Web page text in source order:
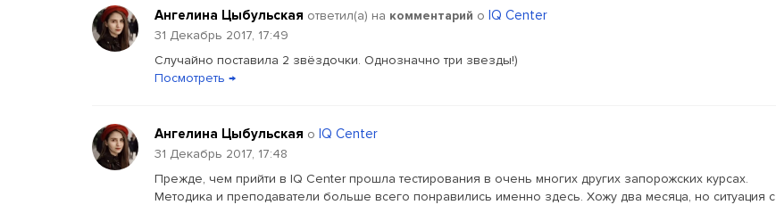
Ангелина Цыбульская ответил(a) на комментарий о IQ Center
31 Декабрь 2017, 17:49
Случайно поставила 2 звёздочки. Однозначно три звезды!)
Посмотреть →
Ангелина Цыбульская о IQ Center
31 Декабрь 2017, 17:48
Прежде, чем прийти в IQ Center прошла тестирования в очень многих других запорожских курсах.
Методика и преподаватели больше всего понравились именно здесь. Хожу два месяца, но ситуация с